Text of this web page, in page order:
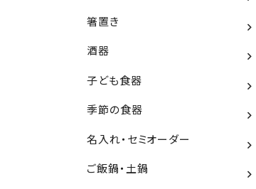
箸置き
酒器
子ども食器
季節の食器
名入れ・セミオーダー
ご飯鍋・土鍋